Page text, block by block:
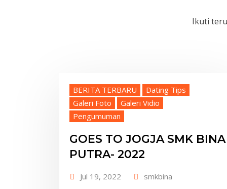
Ikuti
BERITA TERBARU
Dating Tips
Galeri Foto
Galeri Vidio
Pengumuman
GOES TO JOGJA SMK BINA
PUTRA- 2022
Jul 19, 2022 smkbina